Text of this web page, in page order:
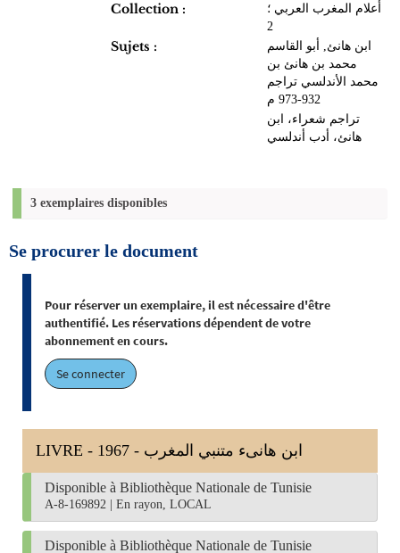
Collection :
أعلام المغرب العربي ؛
2
Sujets :
ابن هانئ, أبو القاسم
محمد بن هانئ بن
محمد الأندلسي تراجم
932-973 م
تراجم شعراء، ابن
هانئ، أدب أندلسي
3 exemplaires disponibles
Se procurer le document
Pour réserver un exemplaire, il est nécessaire d'être
authentifié. Les réservations dépendent de votre
abonnement en cours.
Se connecter
LIVRE - 1967 - ابن هانىء متنبي المغرب
Disponible à Bibliothèque Nationale de Tunisie
A-8-169892 En rayon, LOCAL
Disponible à Bibliothèque Nationale de Tunisie